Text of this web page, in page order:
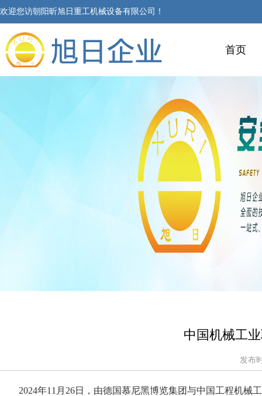
欢迎您访朝阳昕旭日重工机械设备有限公司！
首页
中国机械工
发布
2024年11月26日，由德国慕尼黑博览集团与中国工程机